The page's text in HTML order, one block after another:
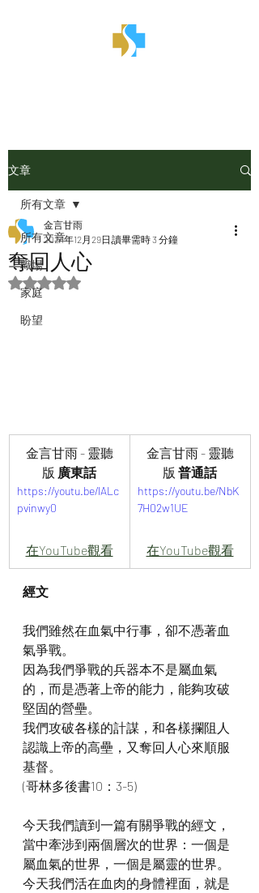
文章
所有文章
職場
家庭
盼望
所有文章
奪回人心
金言甘雨
2024年12月29日 讀畢需時 3 分鐘
評等為 NaN（最高為 5 顆星）。
金言甘雨 - 靈聽
版 廣東話
https://youtu.be/lALc
pvinwy0
在YouTube觀看
金言甘雨 - 靈聽
版 普通話
https://youtu.be/NbK
7H02w1UE
在YouTube觀看
經文
我們雖然在血氣中行事，卻不憑著血
氣爭戰。
因為我們爭戰的兵器本不是屬血氣
的，而是憑著上帝的能力，能夠攻破
堅固的營壘。
我們攻破各樣的計謀，和各樣攔阻人
認識上帝的高壘，又奪回人心來順服
基督。
(哥林多後書10：3-5)
今天我們讀到一篇有關爭戰的經文，
當中牽涉到兩個層次的世界：一個是
屬血氣的世界，一個是屬靈的世界。
今天我們活在血肉的身體裡面，就是